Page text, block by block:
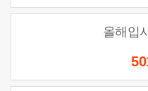
올해입